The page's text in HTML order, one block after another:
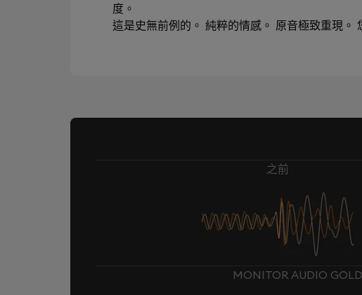
度。
這是史無前例的。 純粹的情感。 原音極致重現。
之前
MONITOR AUDIO